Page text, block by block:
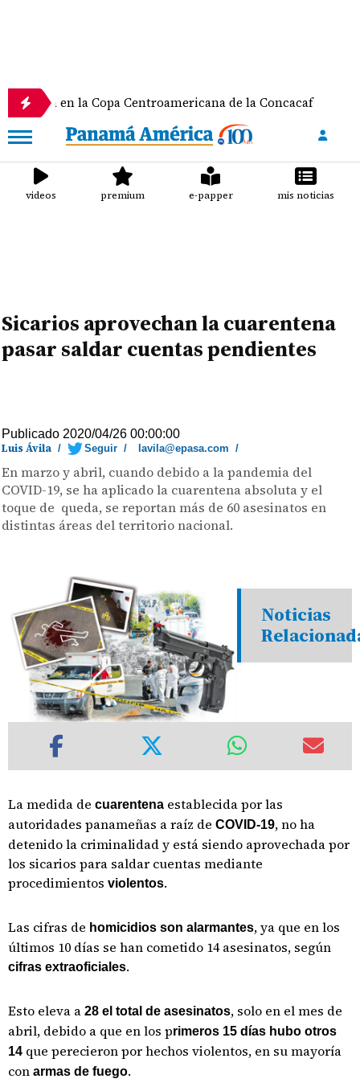
en la Copa Centroamericana de la Concacaf
videos premium e-papper mis noticias
Sicarios aprovechan la cuarentena
pasar saldar cuentas pendientes
Publicado 2020/04/26 00:00:00
Luis Ávila / Seguir / lavila@epasa.com /
En marzo y abril, cuando debido a la pandemia del
COVID-19, se ha aplicado la cuarentena absoluta y el
toque de queda, se reportan más de 60 asesinatos en
distintas áreas del territorio nacional.
Noticias
La medida de cuarentena establecida por las
autoridades panameñas a raíz de COVID-19, no ha
detenido la criminalidad y está siendo aprovechada por
los sicarios para saldar cuentas mediante
procedimientos violentos.
Las cifras de homicidios son alarmantes, ya que en los
últimos 10 días se han cometido 14 asesinatos, según
cifras extraoficiales.
Esto eleva a 28 el total de asesinatos, solo en el mes de
abril, debido a que en los primeros 15 días hubo otros
14 que perecieron por hechos violentos, en su mayoría
con armas de fuego.